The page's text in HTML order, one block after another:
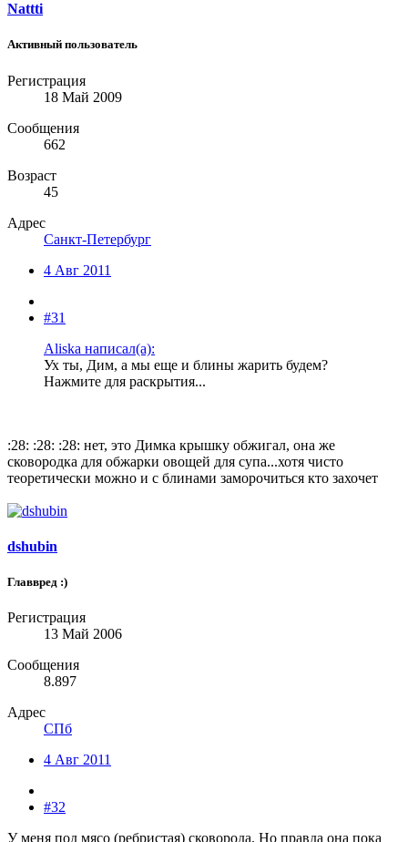
Nattti
Активный пользователь
Регистрация
18 Май 2009
Сообщения
662
Возраст
45
Адрес
Санкт-Петербург
4 Авг 2011
#31
Aliska написал(а):
Ух ты, Дим, а мы еще и блины жарить будем?
Нажмите для раскрытия...
:28: :28: :28: нет, это Димка крышку обжигал, она же
сковородка для обжарки овощей для супа...хотя чисто
теоретически можно и с блинами заморочиться кто захочет
dshubin
Главвред :)
Регистрация
13 Май 2006
Сообщения
8.897
Адрес
СПб
4 Авг 2011
#32
У меня под мясо (ребристая) сковорода. Но правда она пока